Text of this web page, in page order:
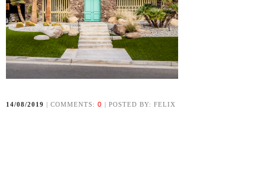
14/08/2019 | COMMENTS: 0 | POSTED BY: FELIX